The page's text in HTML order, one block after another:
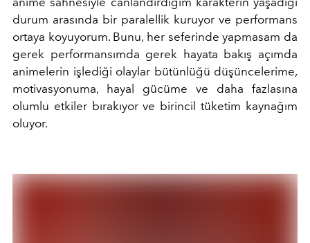
durum arasında bir paralellik kuruyor ve performans
ortaya koyuyorum. Bunu, her seferinde yapmasam da
gerek performansımda gerek hayata bakış açımda
animelerin işlediği olaylar bütünlüğü düşüncelerime,
motivasyonuma, hayal gücüme ve daha fazlasına
olumlu etkiler bırakıyor ve birincil tüketim kaynağım
oluyor.